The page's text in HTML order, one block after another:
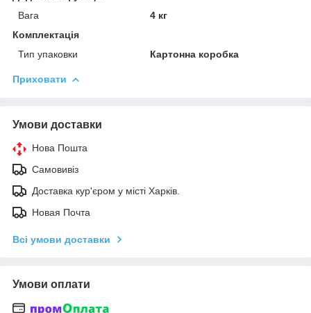
Вага
4 кг
Комплектація
Тип упаковки
Картонна коробка
Приховати
Умови доставки
Нова Пошта
Самовивіз
Доставка кур'єром у місті Харків.
Новая Почта
Всі умови доставки
Умови оплати